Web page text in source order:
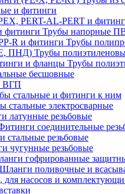
и фитинги
Трубы напорные
Трубы
Трубы
Трубы
бесшовные
ВГП
стальные и фитинги к ним
стальные электросварные
латунные резьбовые
соединительные
стальные резьбовые
чугунные резьбовые
гофрированные
Шланги поливочные и